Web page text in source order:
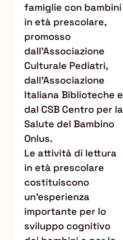
famiglie con bambini
in età prescolare,
promosso
dall’Associazione
Culturale Pediatri,
dall’Associazione
Italiana Biblioteche e
dal CSB Centro per la
Salute del Bambino
Onlus.
Le attività di lettura
in età prescolare
costituiscono
un’esperienza
importante per lo
sviluppo cognitivo